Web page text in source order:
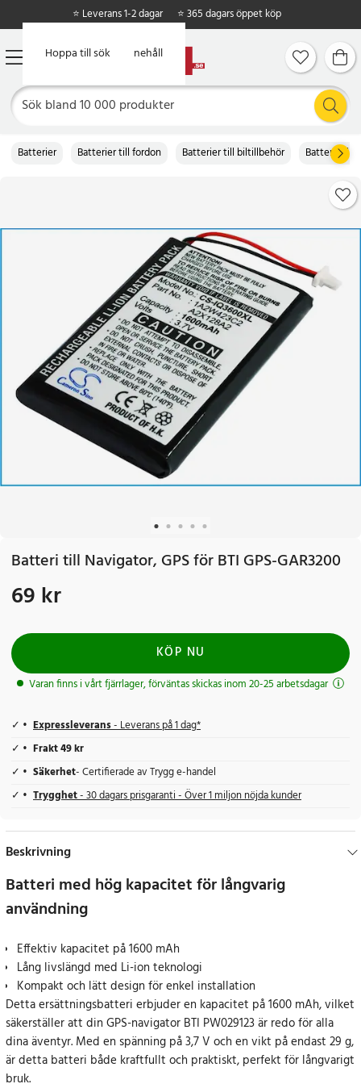
Hoppa till huvudinnehåll
Hoppa till sök
⭐ Leverans 1-2 dagar ⭐ 365 dagars öppet köp
Batterier Batterier till fordon Batterier till biltillbehör Batteri till
Batteri till Navigator, GPS för BTI GPS-GAR3200
Pris: 69 kr
69 kr
KÖP NU
Varan finns i vårt fjärrlager, förväntas skickas inom 20-25 arbetsdagar
Expressleverans- Leverans på 1 dag*
Frakt 49 kr
Säkerhet- Certifierade av Trygg e-handel
Trygghet- 30 dagars prisgaranti - Över 1 miljon nöjda kunder
Beskrivning
Batteri med hög kapacitet för långvarig
användning
Effektiv kapacitet på 1600 mAh
Lång livslängd med Li-ion teknologi
Kompakt och lätt design för enkel installation
Detta ersättningsbatteri erbjuder en kapacitet på 1600 mAh, vilket
säkerställer att din GPS-navigator BTI PW029123 är redo för alla
dina äventyr. Med en spänning på 3,7 V och en vikt på endast 29 g,
är detta batteri både kraftfullt och praktiskt, perfekt för långvarigt
bruk.